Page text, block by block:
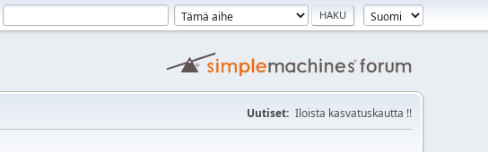
Uutiset: Iloista kasvatuskautta !!